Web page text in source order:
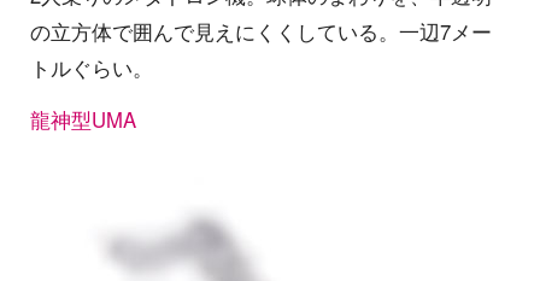
の立方体で囲んで見えにくくしている。一辺7メー
トルぐらい。
龍神型UMA